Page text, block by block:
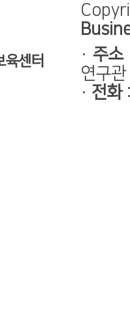
육센터
· 주소
연구
· 전화